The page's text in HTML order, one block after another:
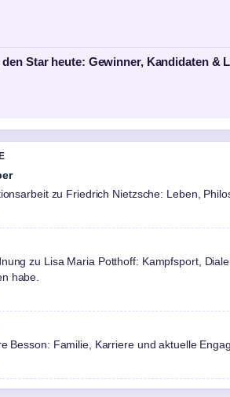
Star heute: Gewinner, Kandidaten &
zu Friedrich Nietzsche: Leben,
zu Lisa Maria Potthoff: Kampfsport,
habe.
Besson: Familie, Karriere und aktuelle